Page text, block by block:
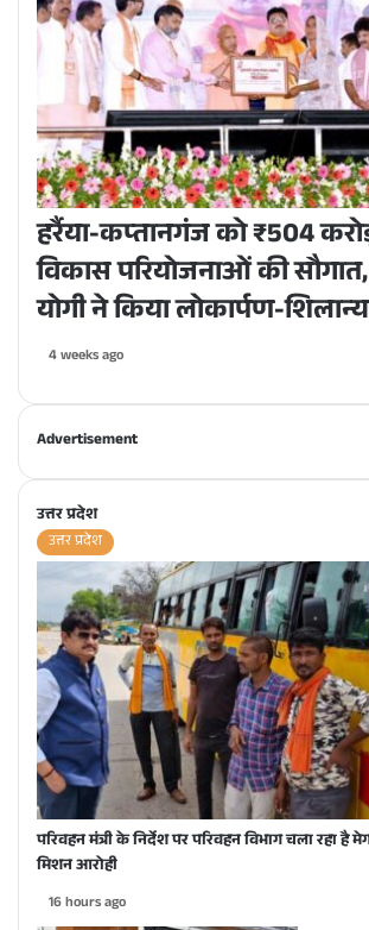
हर्रैया-कप्तानगंज को ₹504
विकास परियोजनाओं की
योगी ने किया लोकार्पण-
4 weeks ago
Advertisement
उत्तर प्रदेश
उत्तर प्रदेश
परिवहन मंत्री के निर्देश पर परिवहन विभाग चला रहा है
मिशन आरोही
16 hours ago